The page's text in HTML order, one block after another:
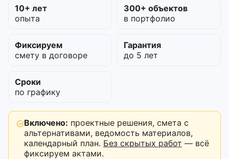
10+ лет
опыта
300+ объектов
в портфолио
Фиксируем
смету в договоре
Гарантия
до 5 лет
Сроки
по графику
Включено: проектные решения, смета с
альтернативами, ведомость материалов,
календарный план. Без скрытых работ — всё
фиксируем актами.